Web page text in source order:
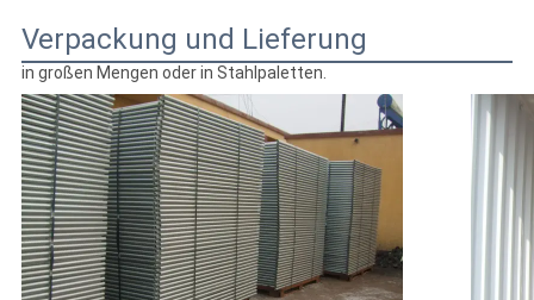
Verpackung und Lieferung
in großen Mengen oder in Stahlpaletten.